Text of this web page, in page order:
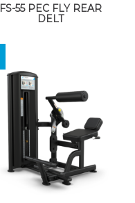
FS-55 PEC FLY REAR
DELT